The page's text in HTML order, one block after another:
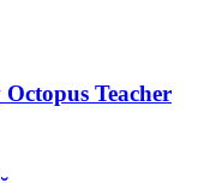
Teacher